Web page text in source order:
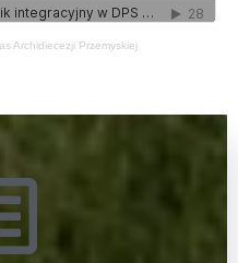
Archidiecezji Przemyskiej